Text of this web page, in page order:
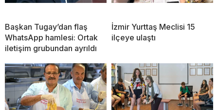
Başkan Tugay’dan flaş
WhatsApp hamlesi: Ortak
iletişim grubundan ayrıldı
İzmir Yurttaş Meclisi 15
ilçeye ulaştı